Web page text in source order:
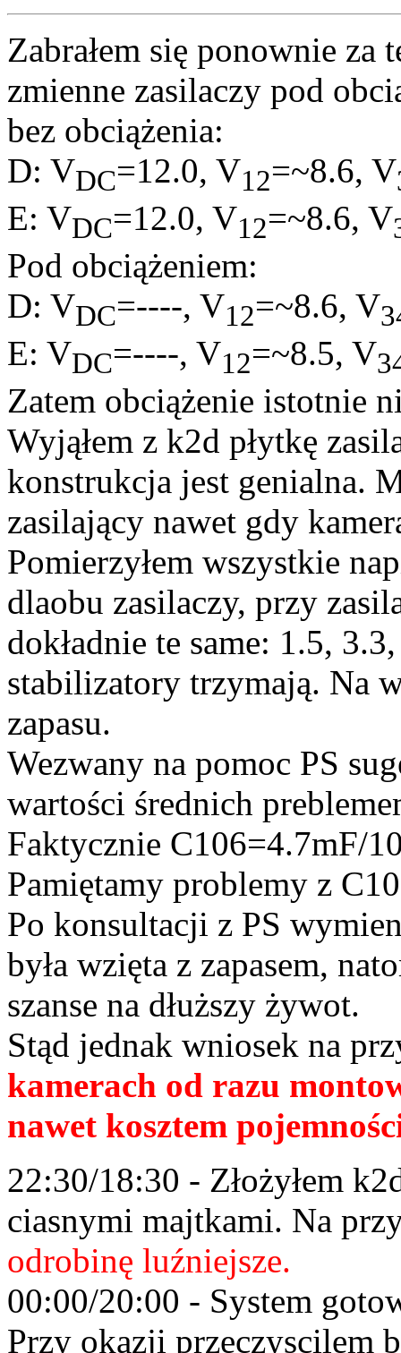
Zabrałem się ponownie za
zmienne zasilaczy pod
bez obciążenia:
D: VDC=12.0, V12=~8.6, V
E: VDC=12.0, V12=~8.6, V
Pod obciążeniem:
D: VDC=----, V12=~8.6, V
E: VDC=----, V12=~8.5, V
Zatem obciążenie istotnie
Wyjąłem z k2d płytkę
konstrukcja jest genialna.
zasilający nawet gdy
Pomierzyłem wszystkie
dlaobu zasilaczy, przy
dokładnie te same: 1.5,
stabilizatory trzymają. Na
zapasu.
Wezwany na pomoc PS
wartości średnich
Faktycznie C106=4.7mF/
Pamiętamy problemy z
Po konsultacji z PS
była wzięta z zapasem,
szanse na dłuższy żywot.
Stąd jednak wniosek na
kamerach od razu
nawet kosztem
22:30/18:30 - Złożyłem
ciasnymi majtkami. Na
odrobinę luźniejsze.
00:00/20:00 - System
Przy okazji przeczyscilem